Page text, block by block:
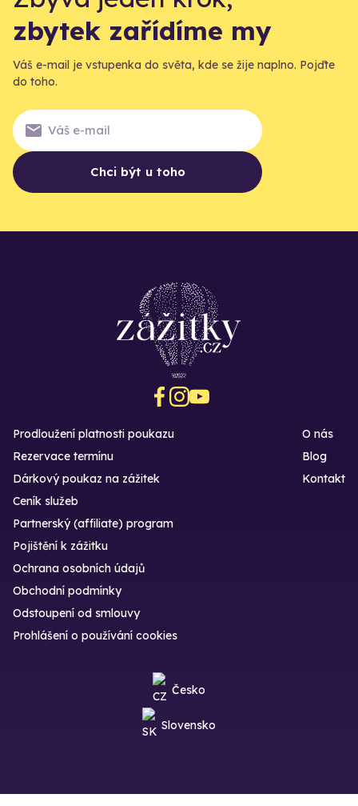
zbytek zařídíme my
Váš e-mail je vstupenka do světa, kde se žije naplno. Pojďte
do toho.
Chci být u toho
Prodloužení platnosti poukazu
Rezervace termínu
Dárkový poukaz na zážitek
O nás
Blog
Kontakt
Ceník služeb
Partnerský (affiliate) program
Pojištění k zážitku
Ochrana osobních údajů
Obchodní podmínky
Odstoupení od smlouvy
Prohlášení o používání cookies
Česko
Slovensko